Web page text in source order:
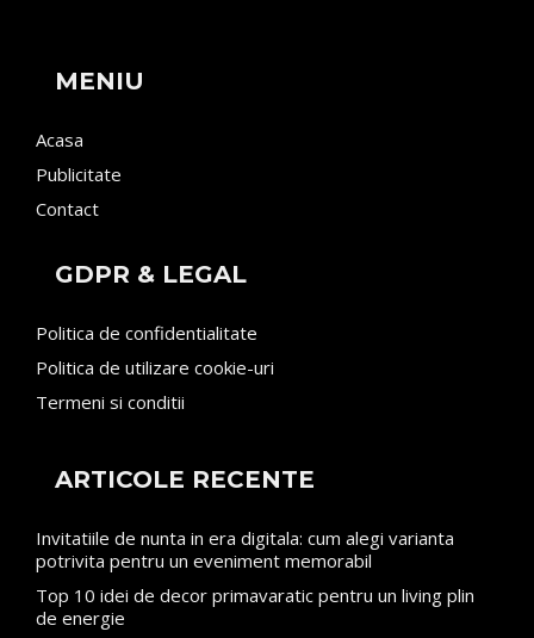
MENIU
Acasa
Publicitate
Contact
GDPR & LEGAL
Politica de confidentialitate
Politica de utilizare cookie-uri
Termeni si conditii
ARTICOLE RECENTE
Invitatiile de nunta in era digitala: cum alegi varianta
potrivita pentru un eveniment memorabil
Top 10 idei de decor primavaratic pentru un living plin
de energie